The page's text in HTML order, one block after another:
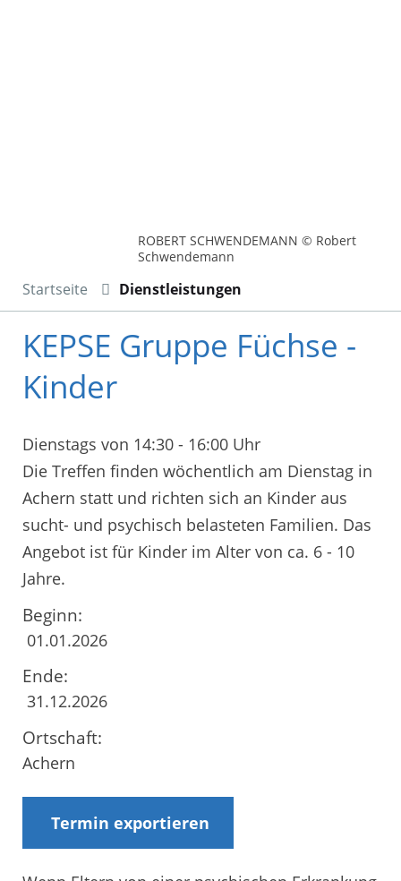
ROBERT SCHWENDEMANN © Robert
Schwendemann
Startseite Dienstleistungen
KEPSE Gruppe Füchse -
Kinder
Dienstags von 14:30 - 16:00 Uhr
Die Treffen finden wöchentlich am Dienstag in
Achern statt und richten sich an Kinder aus
sucht- und psychisch belasteten Familien. Das
Angebot ist für Kinder im Alter von ca. 6 - 10
Jahre.
Beginn:
01.01.2026
Ende:
31.12.2026
Ortschaft:
Achern
Termin exportieren